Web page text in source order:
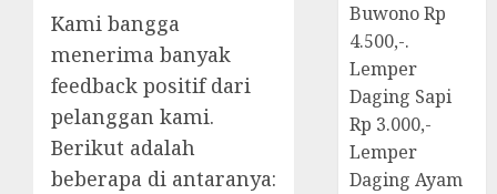
Kami bangga
menerima banyak
feedback positif dari
pelanggan kami.
Berikut adalah
beberapa di antaranya:
Buwono Rp
4.500,-.
Lemper
Daging Sapi
Rp 3.000,-
Lemper
Daging Ayam